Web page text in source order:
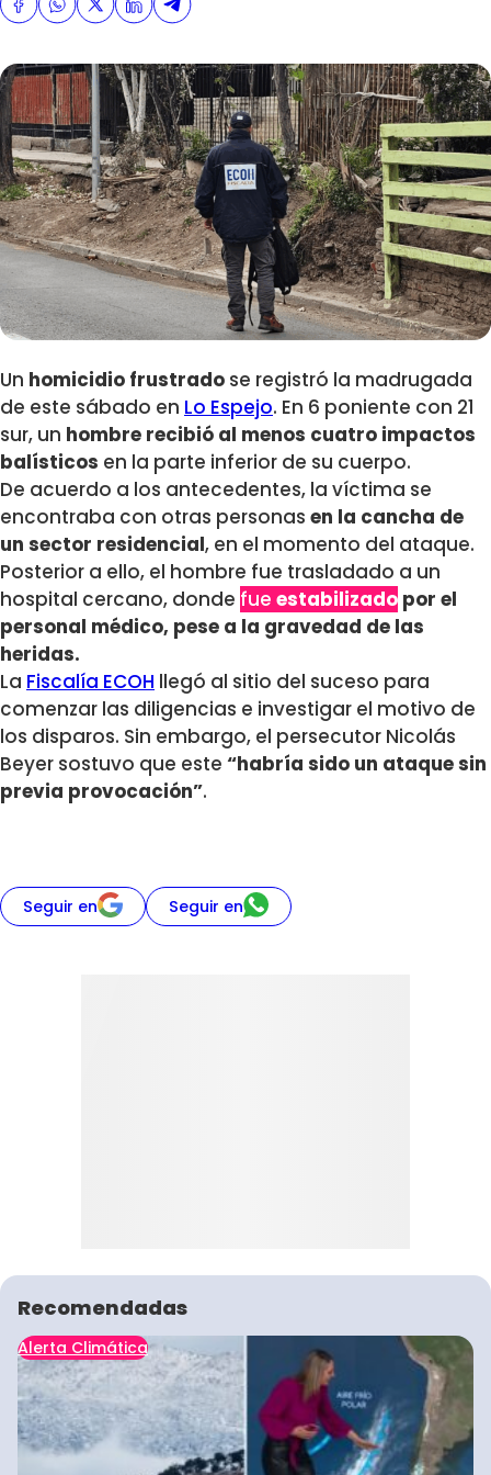
Un homicidio frustrado se registró la madrugada
de este sábado en Lo Espejo. En 6 poniente con 21
sur, un hombre recibió al menos cuatro impactos
balísticos en la parte inferior de su cuerpo.
De acuerdo a los antecedentes, la víctima se
encontraba con otras personas en la cancha de
un sector residencial, en el momento del ataque.
Posterior a ello, el hombre fue trasladado a un
hospital cercano, donde fue estabilizado por el
personal médico, pese a la gravedad de las
heridas.
La Fiscalía ECOH llegó al sitio del suceso para
comenzar las diligencias e investigar el motivo de
los disparos. Sin embargo, el persecutor Nicolás
Beyer sostuvo que este “habría sido un ataque sin
previa provocación”.
Seguir en Seguir en
Recomendadas
Alerta Climática